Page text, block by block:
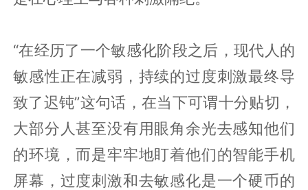
“在经历了一个敏感化阶段之后，现代人的
敏感性正在减弱，持续的过度刺激最终导
致了迟钝”这句话，在当下可谓十分贴切，
大部分人甚至没有用眼角余光去感知他们
的环境，而是牢牢地盯着他们的智能手机
屏幕，过度刺激和去敏感化是一个硬币的